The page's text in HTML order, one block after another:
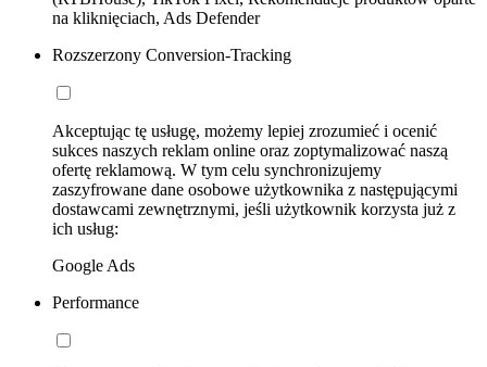
na kliknięciach, Ads Defender
Rozszerzony Conversion-Tracking
Akceptując tę usługę, możemy lepiej zrozumieć i ocenić
sukces naszych reklam online oraz zoptymalizować naszą
ofertę reklamową. W tym celu synchronizujemy
zaszyfrowane dane osobowe użytkownika z następującymi
dostawcami zewnętrznymi, jeśli użytkownik korzysta już z
ich usług:
Google Ads
Performance